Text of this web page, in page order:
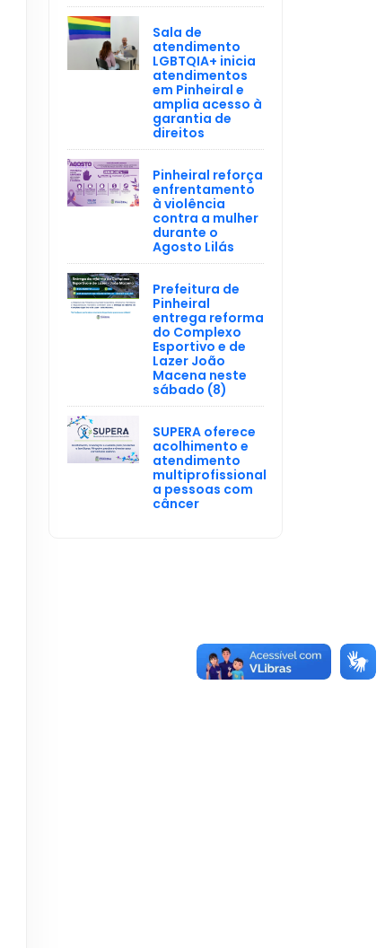
Sala de
atendimento
LGBTQIA+ inicia
atendimentos
em Pinheiral e
amplia acesso à
garantia de
direitos
Pinheiral reforça
enfrentamento
à violência
contra a mulher
durante o
Agosto Lilás
Prefeitura de
Pinheiral
entrega reforma
do Complexo
Esportivo e de
Lazer João
Macena neste
sábado (8)
SUPERA oferece
acolhimento e
atendimento
multiprofissional
a pessoas com
câncer